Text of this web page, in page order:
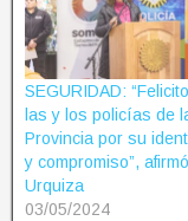
SEGURIDAD:
las y los policías de
Provincia por su
y compromiso”, afirmó
Urquiza
03/05/2024